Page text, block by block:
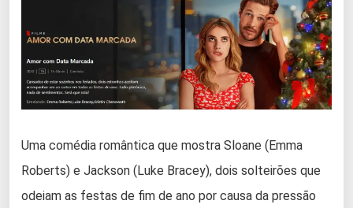
Uma comédia romântica que mostra Sloane (Emma
Roberts) e Jackson (Luke Bracey), dois solteirões que
odeiam as festas de fim de ano por causa da pressão